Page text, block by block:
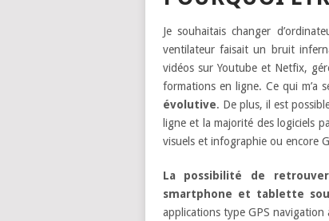
Je souhaitais changer
ventilateur faisait un bruit
vidéos sur Youtube et Netfix,
formations en ligne. Ce qui m’a
évolutive. De plus, il est
ligne et la majorité des logiciels
visuels et infographie ou encore
La possibilité de
smartphone et tablette
applications type GPS